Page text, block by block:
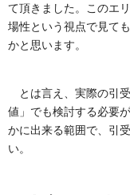
て頂きました。このエ
場性という視点で見て
かと思います。
とは言え、実際の引
値」でも検討する必要
かに出来る範囲で、引
い。